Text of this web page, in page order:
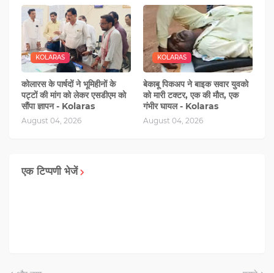
KOLARAS
कोलारस के पार्षदों ने भूमिहीनों के
पट्टों की मांग को लेकर एसडीएम को
सौंपा ज्ञापन - Kolaras
August 04, 2026
KOLARAS
बेकाबू पिकअप ने बाइक सवार युवको
को मारी टक्टर, एक की मौत, एक
गंभीर घायल - Kolaras
August 04, 2026
एक टिप्पणी भेजें